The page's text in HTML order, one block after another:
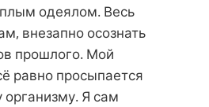
одеялом. Весь
внезапно осознать
прошлого. Мой
равно просыпается
организму. Я сам